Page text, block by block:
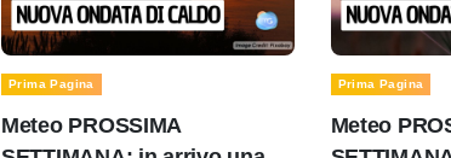
Prima Pagina
Meteo PROSSIMA
Prima Pagina
Meteo